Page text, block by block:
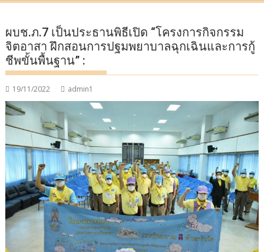
ผบช.ภ.7 เป็นประธานพิธีเปิด “โครงการกิจกรรม
จิตอาสา ฝึกสอนการปฐมพยาบาลฉุกเฉินและการกู้
ชีพขั้นพื้นฐาน” :
19/11/2022 admin1